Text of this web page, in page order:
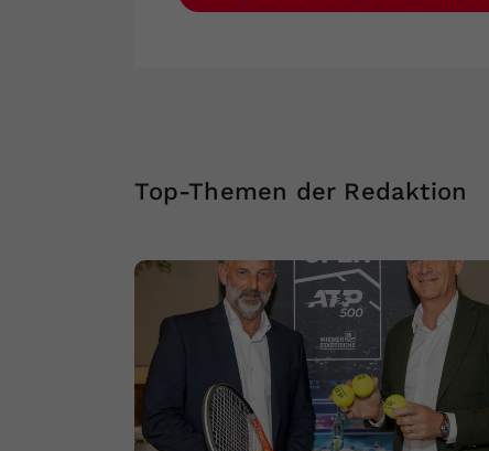
Top-Themen der Redaktion